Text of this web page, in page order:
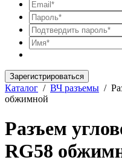
Зарегистрироваться
Каталог / ВЧ разъемы /
обжимной
Разъем
RG58